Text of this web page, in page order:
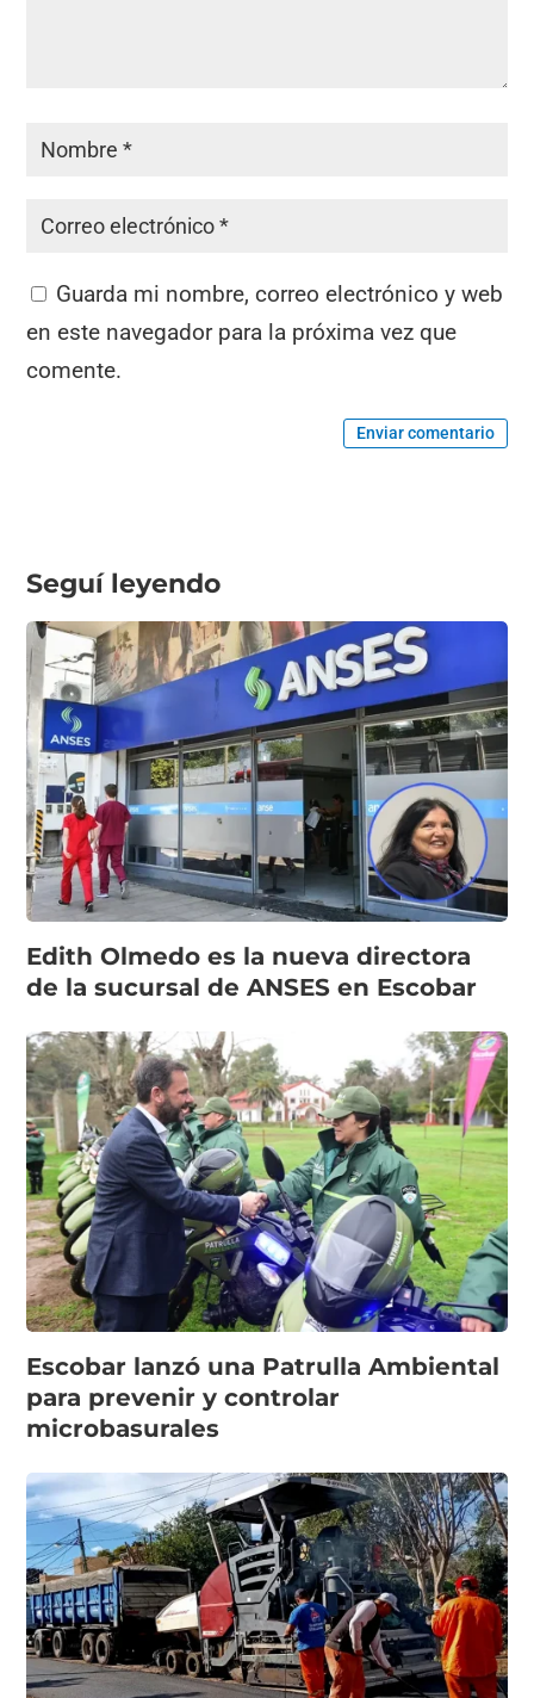
Guarda mi nombre, correo electrónico y web
en este navegador para la próxima vez que
comente.
Enviar comentario
Seguí leyendo
Edith Olmedo es la nueva directora
de la sucursal de ANSES en Escobar
Escobar lanzó una Patrulla Ambiental
para prevenir y controlar
microbasurales